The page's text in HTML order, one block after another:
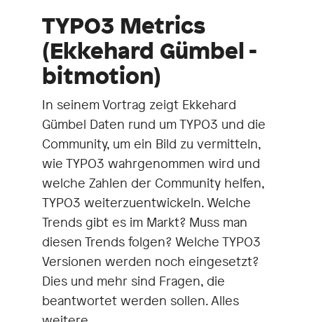
TYPO3 Metrics
(Ekkehard Gümbel -
bitmotion)
In seinem Vortrag zeigt Ekkehard
Gümbel Daten rund um TYPO3 und die
Community, um ein Bild zu vermitteln,
wie TYPO3 wahrgenommen wird und
welche Zahlen der Community helfen,
TYPO3 weiterzuentwickeln. Welche
Trends gibt es im Markt? Muss man
diesen Trends folgen? Welche TYPO3
Versionen werden noch eingesetzt?
Dies und mehr sind Fragen, die
beantwortet werden sollen. Alles